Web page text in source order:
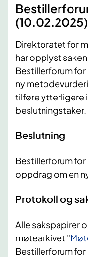
(10.02.2025)
Direktoratet for
har opplyst
Bestillerforum
ny
tilføre ytterligere
beslutningstaker.
Beslutning
Bestillerforum
oppdrag om en
Protokoll og
Alle sakspapirer
møtearkivet "
Bestillerforum